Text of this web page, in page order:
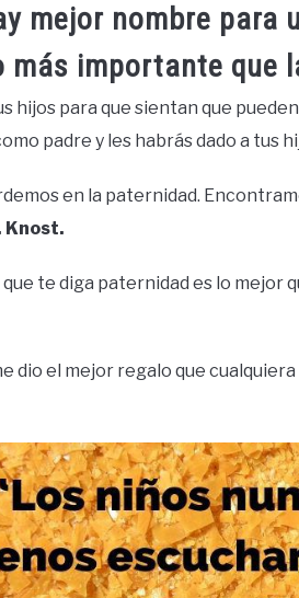
mejor nombre para
más importante que
hijos para que sientan que
padre y les habrás dado a tus
en la paternidad.
Knost.
que te diga paternidad es lo mejor
dio el mejor regalo que